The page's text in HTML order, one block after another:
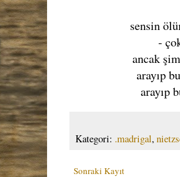
sensin
-
ancak
arayıp
arayıp
Kategori: .madrigal,
Sonraki Kayıt